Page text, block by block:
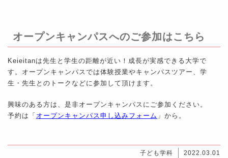
オープンキャンパスへのご参加はこちら
Keieitanは先生と学生の距離が近い！成長が実感できる大学で
す。オープンキャンパスでは体験授業やキャンパスツアー、学
生・先生とのトークなどに参加して頂けます。
興味のある方は、是非オープンキャンパスにご参加ください。
予約は「 オープンキャンパス申し込みフォーム 」から。
子ども学科 2022.03.01